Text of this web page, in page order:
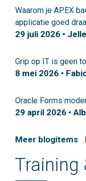
Waarom je APEX
applicatie goed
29 juli 2026 •
Grip op IT is geen
8 mei 2026 •
Oracle Forms
29 april 2026 •
Meer blogitems
Training